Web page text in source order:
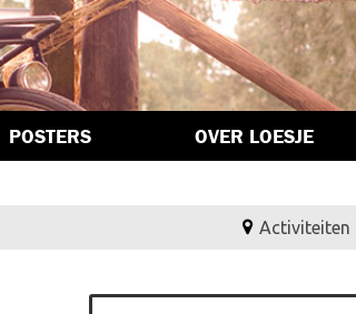
POSTERS OVER LOESJE
Activiteiten